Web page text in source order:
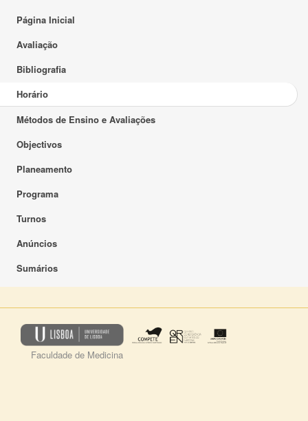
Página Inicial
Avaliação
Bibliografia
Horário
Métodos de Ensino e Avaliações
Objectivos
Planeamento
Programa
Turnos
Anúncios
Sumários
Faculdade de Medicina